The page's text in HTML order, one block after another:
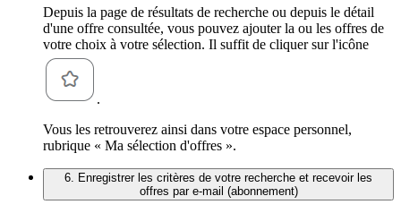
Depuis la page de résultats de recherche ou depuis le détail
d'une offre consultée, vous pouvez ajouter la ou les offres de
votre choix à votre sélection. Il suffit de cliquer sur l'icône
.
Vous les retrouverez ainsi dans votre espace personnel,
rubrique « Ma sélection d'offres ».
6. Enregistrer les critères de votre recherche et recevoir les
offres par e-mail (abonnement)